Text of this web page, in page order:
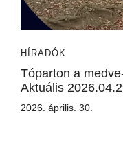
HÍRADÓK
Tóparton a
Aktuális
2026. április. 30.